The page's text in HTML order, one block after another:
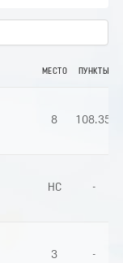
МЕСТО ПУНКТЫ
8 108.35
НС -
3 -